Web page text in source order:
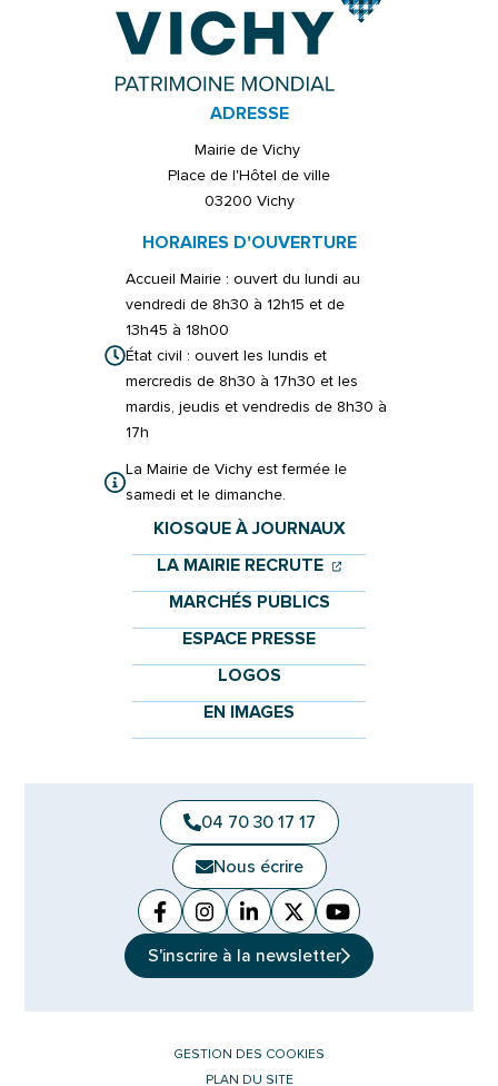
ADRESSE
Mairie de Vichy
Place de l'Hôtel de ville
03200 Vichy
HORAIRES D'OUVERTURE
Accueil Mairie : ouvert du lundi au
vendredi de 8h30 à 12h15 et de
13h45 à 18h00
État civil : ouvert les lundis et
mercredis de 8h30 à 17h30 et les
mardis, jeudis et vendredis de 8h30 à
17h
La Mairie de Vichy est fermée le
samedi et le dimanche.
KIOSQUE À JOURNAUX
LA MAIRIE RECRUTE (OUVERTURE
(OUVERTURE
MARCHÉS PUBLICS
ESPACE PRESSE
LOGOS
EN IMAGES
04 70 30 17 17
Nous écrire
Facebook
(ouverture dans un nouvel onglet)
Instagram
(ouverture dans un nouvel
Linkedin
(ouverture dans un nouvel
X (Twitter)
(ouverture dans un
YouTube
(ouverture dans
S'inscrire à la newsletter
GESTION DES COOKIES
PLAN DU SITE